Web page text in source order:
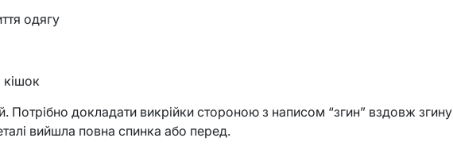
одягу
Потрібно докладати викрійки стороною з написом “згин” вздовж згину
вийшла повна спинка або перед.